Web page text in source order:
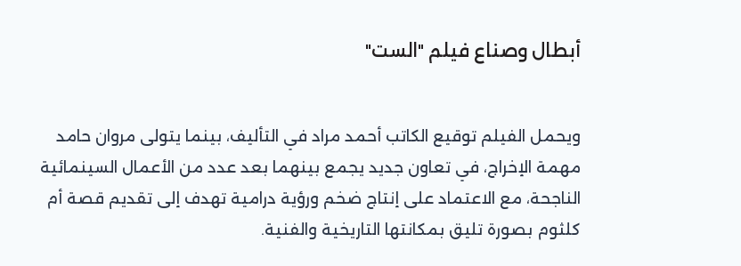
أبطال وصناع فيلم "الست"
ويحمل الفيلم توقيع الكاتب أحمد مراد في التأليف، بينما يتولى مروان حامد
مهمة الإخراج، في تعاون جديد يجمع بينهما بعد عدد من الأعمال السينمائية
الناجحة، مع الاعتماد على إنتاج ضخم ورؤية درامية تهدف إلى تقديم قصة أم
كلثوم بصورة تليق بمكانتها التاريخية والفنية.